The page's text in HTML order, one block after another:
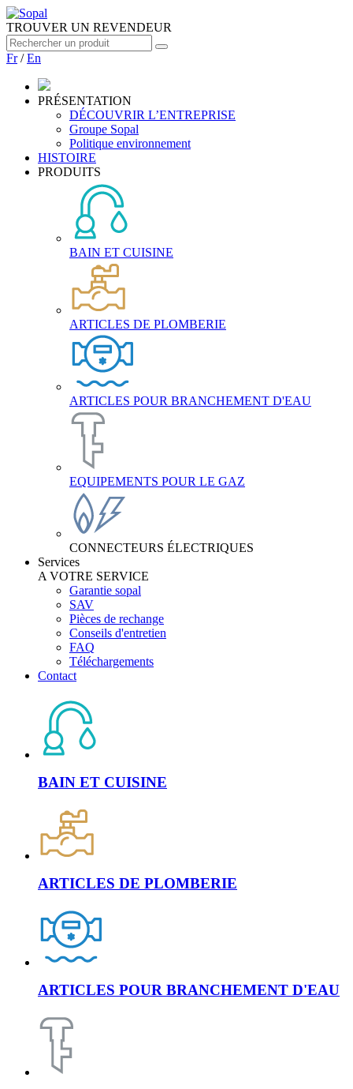
TROUVER UN REVENDEUR
Fr/En
PRÉSENTATION
DÉCOUVRIR L’ENTREPRISE
Groupe Sopal
Politique environnement
HISTOIRE
PRODUITS
BAIN ET CUISINE
ARTICLES DE PLOMBERIE
ARTICLES POUR BRANCHEMENT D'EAU
EQUIPEMENTS POUR LE GAZ
CONNECTEURS ÉLECTRIQUES
Services
A VOTRE SERVICE
Garantie sopal
SAV
Pièces de rechange
Conseils d'entretien
FAQ
Téléchargements
Contact
BAIN ET CUISINE
ARTICLES DE PLOMBERIE
ARTICLES POUR BRANCHEMENT D'EAU